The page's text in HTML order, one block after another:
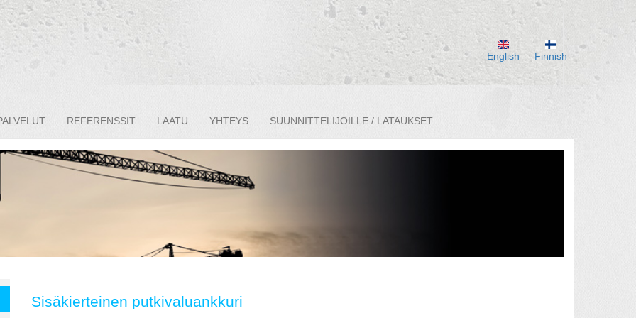
REFERENSSIT LAATU YHTEYS SUUNNITTELIJOILLE / LATAUKSET
Finnish
English
Sisäkierteinen putkivaluankkuri